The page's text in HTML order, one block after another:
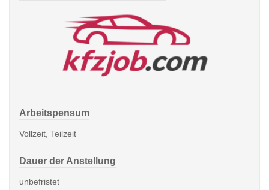
Arbeitspensum
Vollzeit, Teilzeit
Dauer der Anstellung
unbefristet